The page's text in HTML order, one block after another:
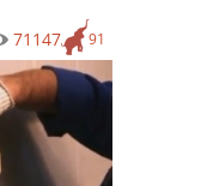
91
71147